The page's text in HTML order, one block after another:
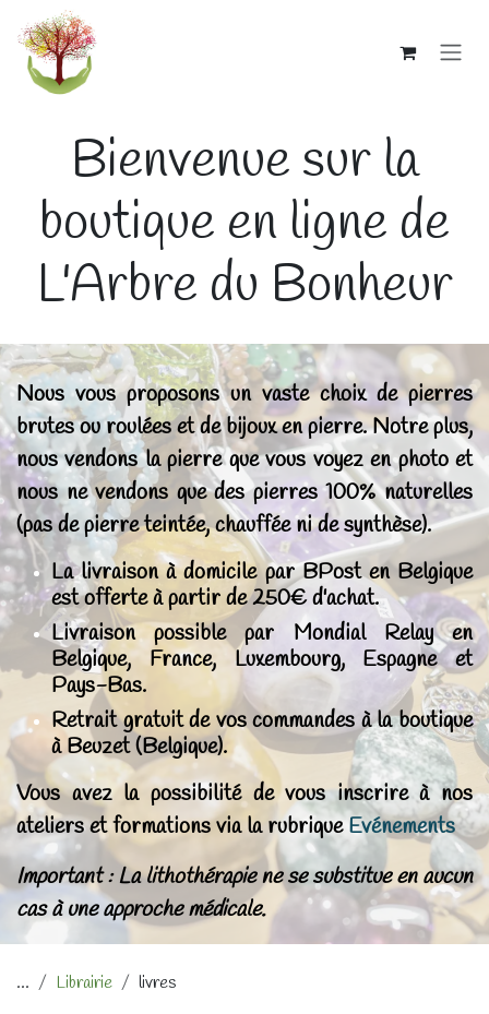
Se rendre au contenu
Bienvenue sur la
boutique en ligne de
L'Arbre du Bonheur
Nous vous proposons un vaste choix de pierres
brutes ou roulées et de bijoux en pierre.Notre plus,
nous vendons la pierre que vous voyez en photo et
nous ne vendons que des pierres 100% naturelles
(pas de pierre teintée, chauffée ni de synthèse).
La livraison à domicile par BPost en Belgique
est offerte à partir de 250€ d'achat.
Livraison possible par Mondial Relay en
Belgique, France, Luxembourg, Espagne et
Pays-Bas.
Retrait gratuit de vos commandes à la boutique
à Beuzet (Belgique).
Vous avez la possibilité de vous inscrire à nos
ateliers et formations via la rubriqueEvénements
Important : La lithothérapie ne se substitue en aucun
cas à une approche médicale.
... Librairie livres